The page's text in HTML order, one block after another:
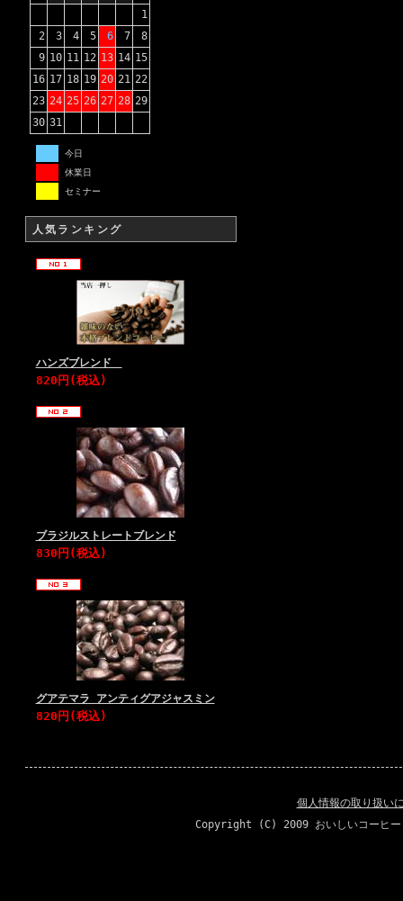
1
2
3 4 5 6 7
8
9 10 11 12 13 14 15
16 17 18 19 20 21 22
23 24 25 26 27 28 29
30 31
今日
休業日
セミナー
人気ランキング
ハンズブレンド
820円(税込)
ブラジルストレートブレンド
830円(税込)
グアテマラ アンティグアジャスミン
820円(税込)
個人情報の取り扱い
Copyright (C) 2009 おいしいコー